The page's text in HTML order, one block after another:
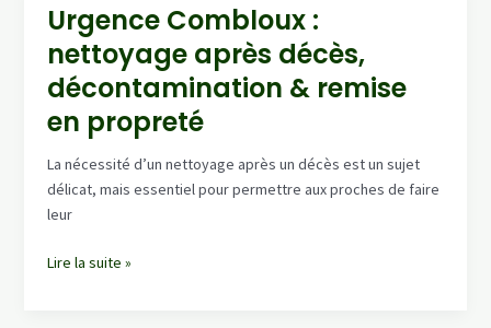
intervention
rapide,
résultat
impeccable
Urgence Combloux :
nettoyage après décès,
décontamination & remise
en propreté
La nécessité d’un nettoyage après un décès est un sujet
délicat, mais essentiel pour permettre aux proches de faire
leur
Urgence
Lire la suite »